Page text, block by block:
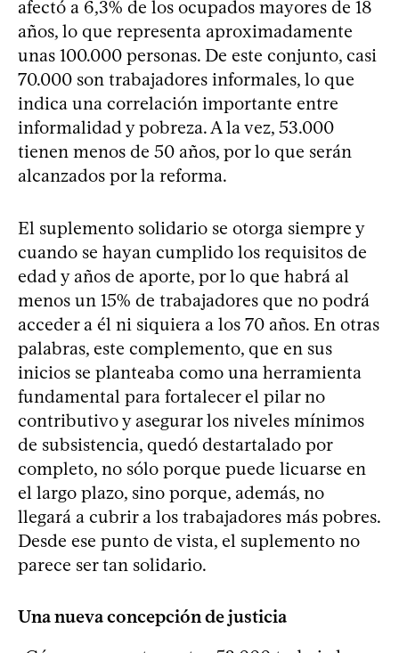
afectó a 6,3% de los ocupados mayores de 18
años, lo que representa aproximadamente
unas 100.000 personas. De este conjunto, casi
70.000 son trabajadores informales, lo que
indica una correlación importante entre
informalidad y pobreza. A la vez, 53.000
tienen menos de 50 años, por lo que serán
alcanzados por la reforma.
El suplemento solidario se otorga siempre y
cuando se hayan cumplido los requisitos de
edad y años de aporte, por lo que habrá al
menos un 15% de trabajadores que no podrá
acceder a él ni siquiera a los 70 años. En otras
palabras, este complemento, que en sus
inicios se planteaba como una herramienta
fundamental para fortalecer el pilar no
contributivo y asegurar los niveles mínimos
de subsistencia, quedó destartalado por
completo, no sólo porque puede licuarse en
el largo plazo, sino porque, además, no
llegará a cubrir a los trabajadores más pobres.
Desde ese punto de vista, el suplemento no
parece ser tan solidario.
Una nueva concepción de justicia